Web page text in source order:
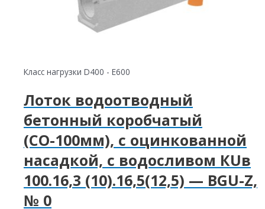
Класс нагрузки D400 - E600
Лоток водоотводный
бетонный коробчатый
(СО-100мм), с оцинкованной
насадкой, с водосливом КUв
100.16,3 (10).16,5(12,5) — BGU-Z,
№ 0